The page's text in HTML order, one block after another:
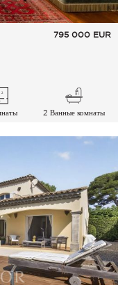
795 000 EUR
2 Ванные комнаты